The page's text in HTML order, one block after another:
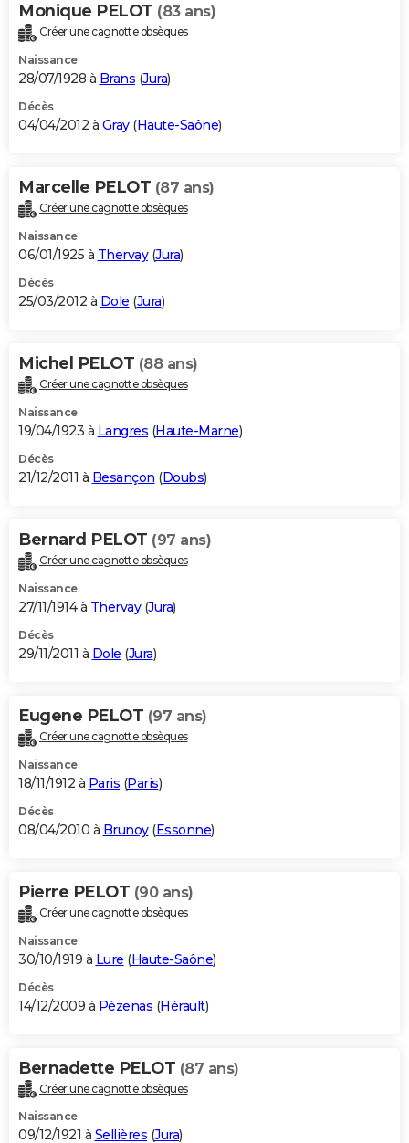
Monique PELOT (83 ans)
Créer une cagnotte obsèques
Naissance
28/07/1928 à Brans (Jura)
Décès
04/04/2012 à Gray(Haute-Saône)
Marcelle PELOT (87 ans)
Créer une cagnotte obsèques
Naissance
06/01/1925 à Thervay(Jura)
Décès
25/03/2012 à Dole (Jura)
Michel PELOT (88 ans)
Créer une cagnotte obsèques
Naissance
19/04/1923 à Langres (Haute-Marne)
Décès
21/12/2011 à Besançon (Doubs)
Bernard PELOT (97 ans)
Créer une cagnotte obsèques
Naissance
27/11/1914 à Thervay(Jura)
Décès
29/11/2011 à Dole (Jura)
Eugene PELOT (97 ans)
Créer une cagnotte obsèques
Naissance
18/11/1912 à Paris (Paris)
Décès
08/04/2010 à Brunoy(Essonne)
Pierre PELOT (90 ans)
Créer une cagnotte obsèques
Naissance
30/10/1919 à Lure (Haute-Saône)
Décès
14/12/2009 à Pézenas (Hérault)
Bernadette PELOT (87 ans)
Créer une cagnotte obsèques
Naissance
09/12/1921 à Sellières (Jura)